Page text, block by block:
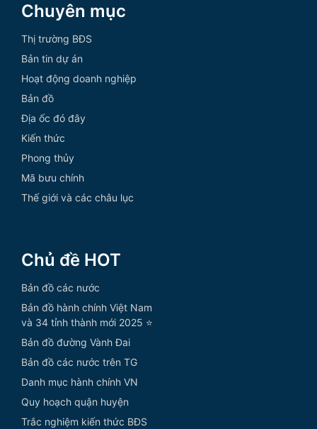
Chuyên mục
Thị trường BĐS
Bản tin dự án
Hoạt động doanh nghiệp
Bản đồ
Địa ốc đó đây
Kiến thức
Phong thủy
Mã bưu chính
Thế giới và các châu lục
Chủ đề HOT
Bản đồ các nước
Bản đồ hành chính Việt Nam
và 34 tỉnh thành mới 2025 ⭐
Bản đồ đường Vành Đai
Bản đồ các nước trên TG
Danh mục hành chính VN
Quy hoạch quận huyện
Trắc nghiệm kiến thức BĐS